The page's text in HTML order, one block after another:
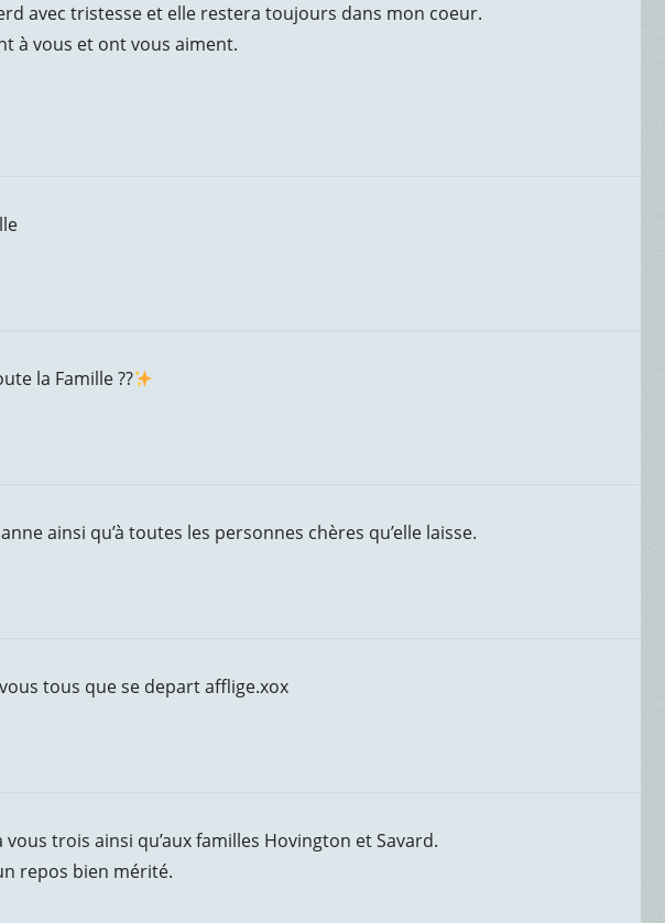
avec tristesse et elle restera toujours dans mon coeur.
à vous et ont vous aiment.
la Famille ??
ainsi qu’à toutes les personnes chères qu’elle laisse.
tous que se depart afflige.xox
trois ainsi qu’aux familles Hovington et Savard.
repos bien mérité.